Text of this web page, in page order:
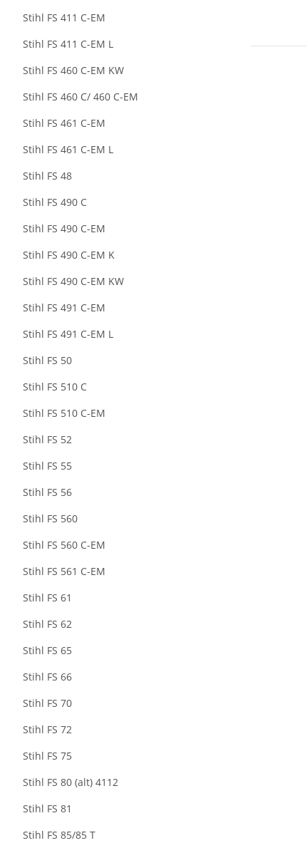
Stihl FS 411 C-EM
Stihl FS 411 C-EM L
Stihl FS 460 C-EM KW
Stihl FS 460 C/ 460 C-EM
Stihl FS 461 C-EM
Stihl FS 461 C-EM L
Stihl FS 48
Stihl FS 490 C
Stihl FS 490 C-EM
Stihl FS 490 C-EM K
Stihl FS 490 C-EM KW
Stihl FS 491 C-EM
Stihl FS 491 C-EM L
Stihl FS 50
Stihl FS 510 C
Stihl FS 510 C-EM
Stihl FS 52
Stihl FS 55
Stihl FS 56
Stihl FS 560
Stihl FS 560 C-EM
Stihl FS 561 C-EM
Stihl FS 61
Stihl FS 62
Stihl FS 65
Stihl FS 66
Stihl FS 70
Stihl FS 72
Stihl FS 75
Stihl FS 80 (alt) 4112
Stihl FS 81
Stihl FS 85/85 T